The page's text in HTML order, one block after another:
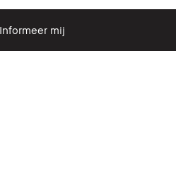
Informeer mij